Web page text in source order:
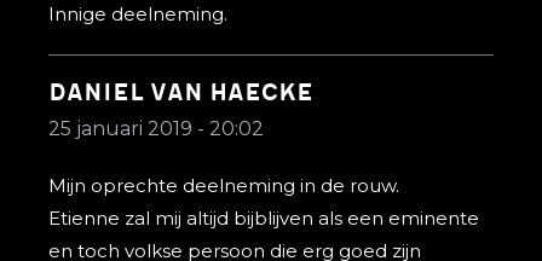
Innige deelneming.
Daniel Van haecke
25 januari 2019 - 20:02
Mijn oprechte deelneming in de rouw.
Etienne zal mij altijd bijblijven als een eminente
en toch volkse persoon die erg goed zijn